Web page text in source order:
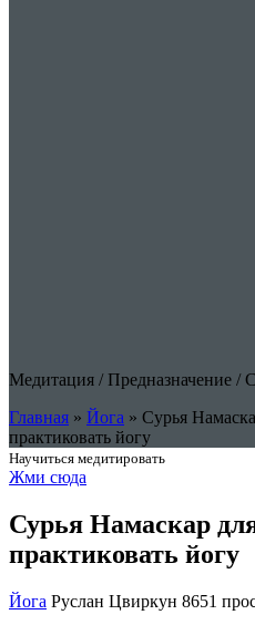
Медитация /Предназначение /
Главная » Йога » Сурья
практиковать йогу
Научиться медитировать
Жми сюда
Сурья Намаскар
практиковать йогу
Йога Руслан Цвиркун 8651